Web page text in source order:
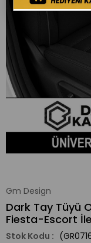
Gm Design
Dark Tay Tüyü
Fiesta-Escort